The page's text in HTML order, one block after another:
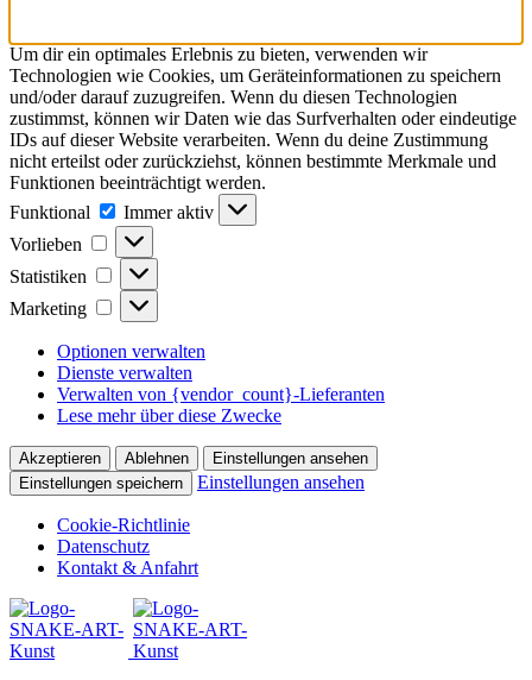
Um dir ein optimales Erlebnis zu bieten, verwenden wir
Technologien wie Cookies, um Geräteinformationen zu speichern
und/oder darauf zuzugreifen. Wenn du diesen Technologien
zustimmst, können wir Daten wie das Surfverhalten oder eindeutige
IDs auf dieser Website verarbeiten. Wenn du deine Zustimmung
nicht erteilst oder zurückziehst, können bestimmte Merkmale und
Funktionen beeinträchtigt werden.
Funktional
Funktional
Immer aktiv
Vorlieben
Vorlieben
Statistiken Statistiken
Marketing Marketing
Optionen verwalten
Dienste verwalten
Verwalten von {vendor_count}-Lieferanten
Lese mehr über diese Zwecke
Akzeptieren Ablehnen
Einstellungen ansehen
Einstellungen speichern
Einstellungen ansehen
Cookie-Richtlinie
Datenschutz
Kontakt & Anfahrt